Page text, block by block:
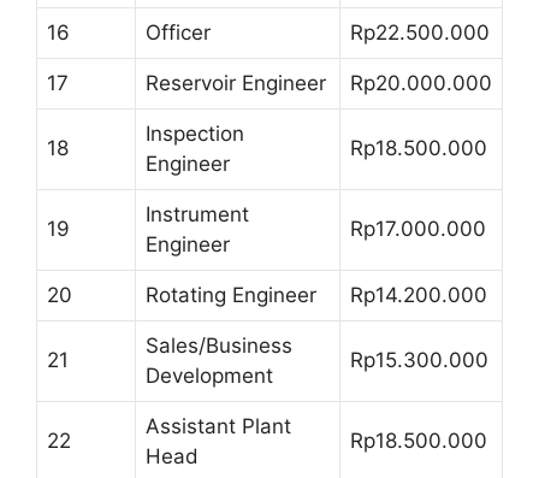
16 Officer Rp22.500.000
17 Reservoir Engineer Rp20.000.000
18
Inspection
Engineer
Rp18.500.000
19
Instrument
Engineer
Rp17.000.000
20 Rotating Engineer Rp14.200.000
21
Sales/Business
Development
Rp15.300.000
22
Assistant Plant
Head
Rp18.500.000